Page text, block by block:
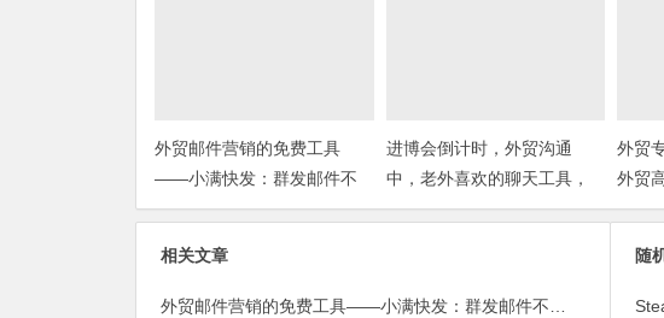
外贸邮件营销的免费工具
——小满快发：群发邮件不
担心IP被封
进博会倒计时，外贸沟通
中，老外喜欢的聊天工具，
你知道几种？
外贸
外贸
相关文章
外贸邮件营销的免费工具——小满快发：群发邮件不担心IP被封
随